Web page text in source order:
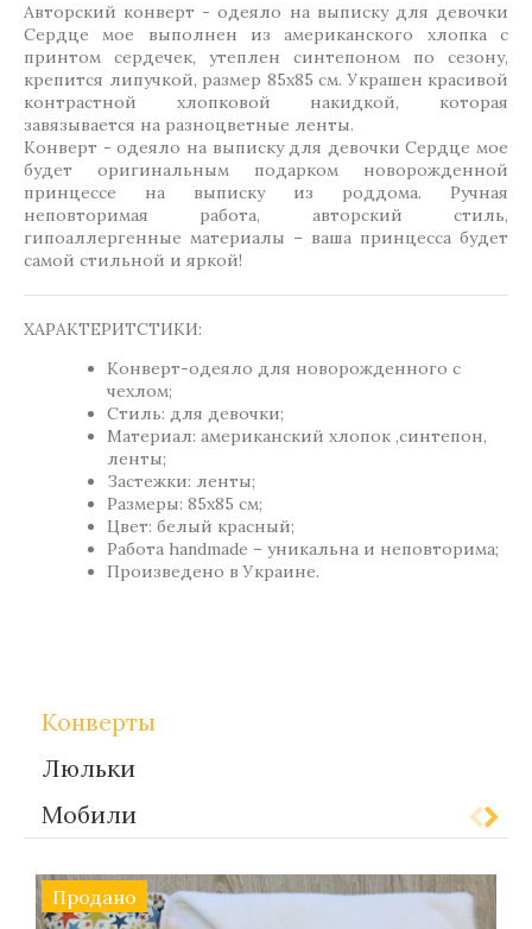
Авторский конверт - одеяло на выписку для девочки
Сердце мое выполнен из американского хлопка с
принтом сердечек, утеплен синтепоном по сезону,
крепится липучкой, размер 85х85 см. Украшен красивой
контрастной хлопковой накидкой, которая
завязывается на разноцветные ленты.
Конверт - одеяло на выписку для девочки Сердце мое
будет оригинальным подарком новорожденной
принцессе на выписку из роддома. Ручная
неповторимая работа, авторский стиль,
гипоаллергенные материалы – ваша принцесса будет
самой стильной и яркой!
ХАРАКТЕРИТСТИКИ:
Конверт-одеяло для новорожденного с
чехлом;
Стиль: для девочки;
Материал: американский хлопок ,синтепон,
ленты;
Застежки: ленты;
Размеры: 85х85 см;
Цвет: белый красный;
Работа handmade – уникальна и неповторима;
Произведено в Украине.
Конверты
Люльки
Мобили
Продано